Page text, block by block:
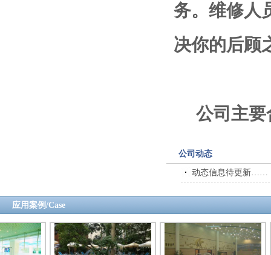
务。维修人
决你的后顾
公司主
公司动态
动态信息待更新……
应用案例/Case